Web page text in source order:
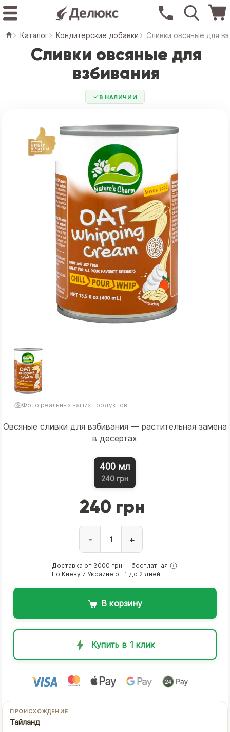
Каталог Кондитерские добавки Сливки овсяные для
Сливки овсяные для
взбивания
В НАЛИЧИИ
Фото реальных наших продуктов
Овсяные сливки для взбивания — растительная замена
в десертах
400 мл
240 грн
240 грн
- +
Доставка от 3000 грн — бесплатная
По Киеву и Украине от 1 до 2 дней
В корзину
Купить в 1 клик
ПРОИСХОЖДЕНИЕ
Тайланд